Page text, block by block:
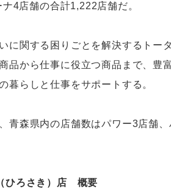
4店舗の合計1,222店舗だ。
に関する困りごとを解決するトー
品から仕事に役立つ商品まで、豊
暮らしと仕事をサポートする。
青森県内の店舗数はパワー3店舗
ひろさき）店 概要